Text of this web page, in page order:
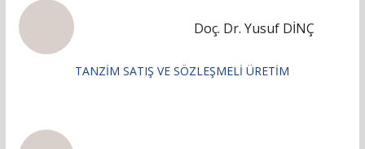
Doç. Dr. Yusuf DİNÇ
TANZİM SATIŞ VE SÖZLEŞMELİ ÜRETİM